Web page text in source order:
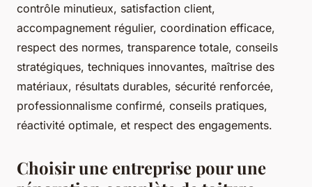
contrôle minutieux, satisfaction client,
accompagnement régulier, coordination efficace,
respect des normes, transparence totale, conseils
stratégiques, techniques innovantes, maîtrise des
matériaux, résultats durables, sécurité renforcée,
professionnalisme confirmé, conseils pratiques,
réactivité optimale, et respect des engagements.
Choisir une entreprise pour une